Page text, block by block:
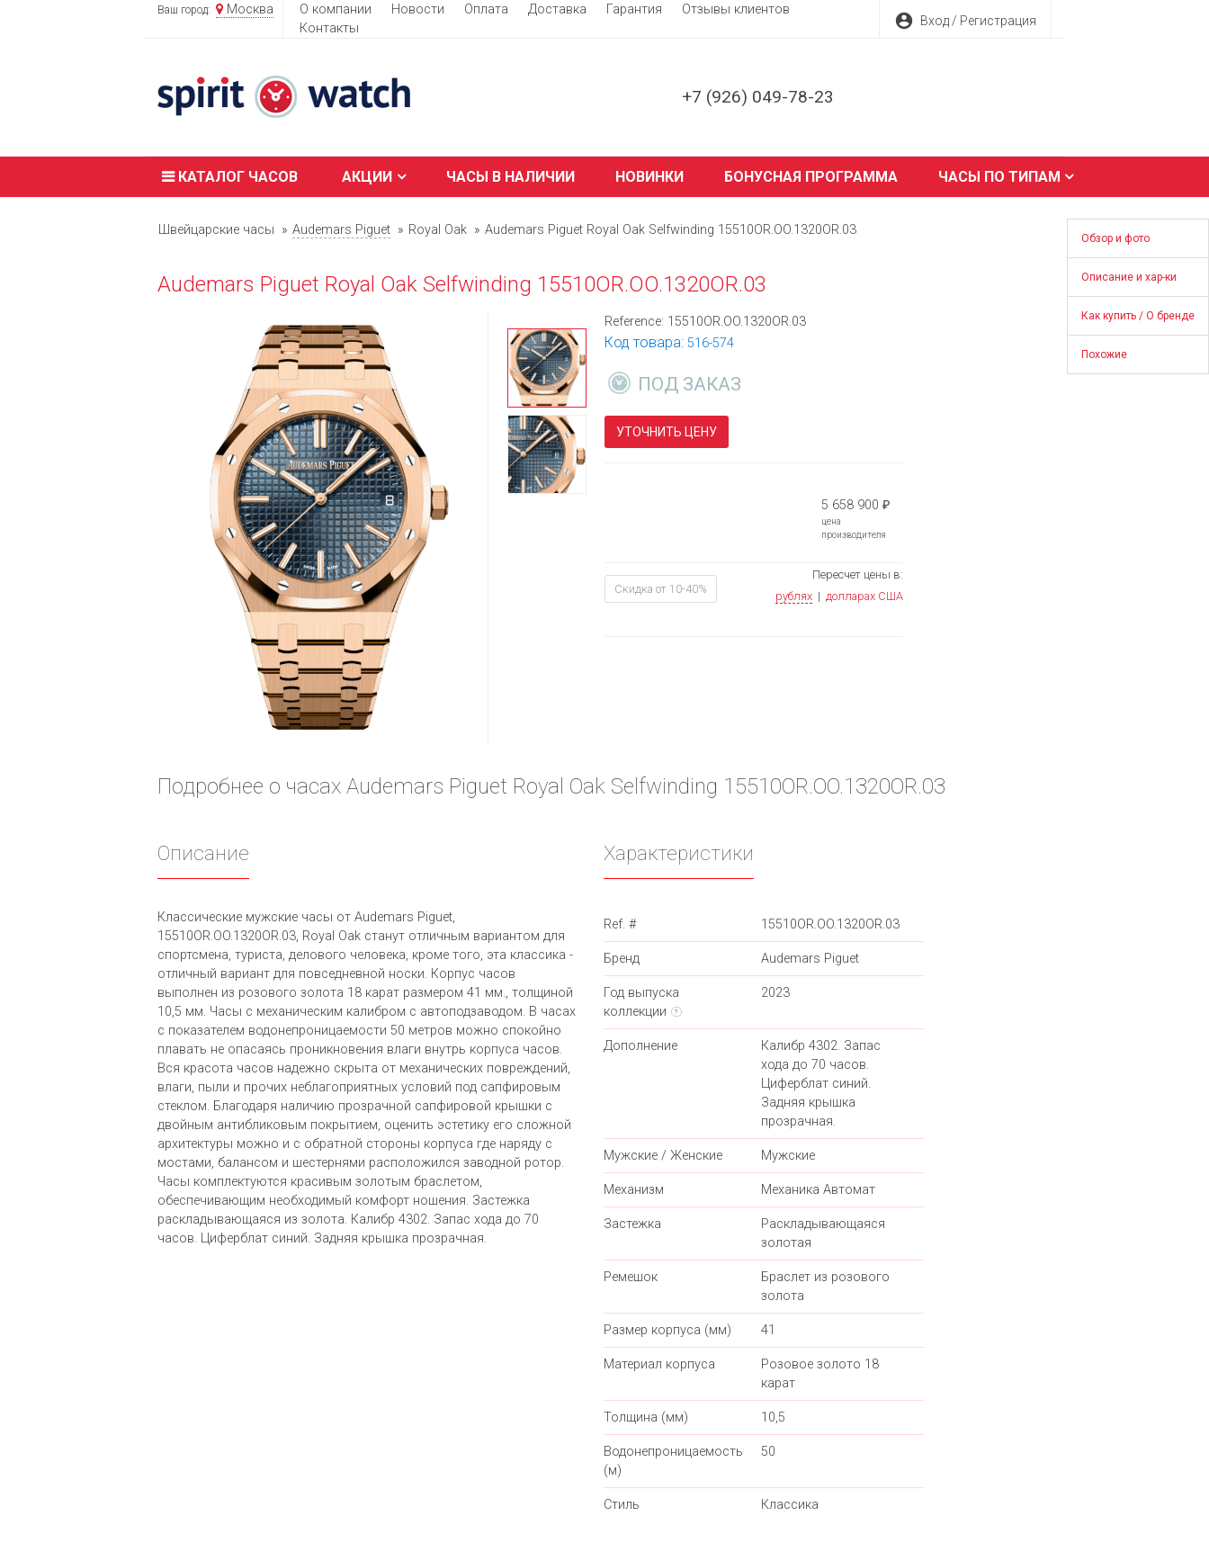
Ваш город: Москва О компании Новости Оплата Доставка Гарантия
Отзывы клиентов
Контакты
account_circle Вход / Регистрация
+7 (926) 049-78-23
КАТАЛОГ ЧАСОВ АКЦИИ ЧАСЫ В НАЛИЧИИ НОВИНКИ БОНУСНАЯ ПРОГРАММА ЧАСЫ ПО ТИПАМ
Обзор и фото
Описание и хар-ки
Как купить / О бренде
Похожие
Швейцарские часы Audemars Piguet Royal Oak Audemars Piguet Royal Oak Selfwinding 15510OR.OO.1320OR.03
Audemars Piguet Royal Oak Selfwinding 15510OR.OO.1320OR.03
Reference: 15510OR.OO.1320OR.03
Код товара: 516-574
ПОД ЗАКАЗ
УТОЧНИТЬ ЦЕНУ
5 658 900₽
цена
производителя
Скидка от 10-40%
Пересчет цены в:
рублях | долларах США
Подробнее о часах Audemars Piguet Royal Oak Selfwinding 15510OR.OO.1320OR.03
Описание
Классические мужские часы от Audemars Piguet,
15510OR.OO.1320OR.03, Royal Oak станут отличным вариантом для
спортсмена, туриста, делового человека, кроме того, эта классика -
отличный вариант для повседневной носки. Корпус часов
выполнен из розового золота 18 карат размером 41 мм., толщиной
10,5 мм. Часы с механическим калибром с автоподзаводом. В часах
с показателем водонепроницаемости 50 метров можно спокойно
плавать не опасаясь проникновения влаги внутрь корпуса часов.
Вся красота часов надежно скрыта от механических повреждений,
влаги, пыли и прочих неблагоприятных условий под сапфировым
стеклом. Благодаря наличию прозрачной сапфировой крышки с
двойным антибликовым покрытием, оценить эстетику его сложной
архитектуры можно и с обратной стороны корпуса где наряду с
мостами, балансом и шестернями расположился заводной ротор.
Часы комплектуются красивым золотым браслетом,
обеспечивающим необходимый комфорт ношения. Застежка
раскладывающаяся из золота. Калибр 4302. Запас хода до 70
часов. Циферблат синий. Задняя крышка прозрачная.
Характеристики
Ref. # 15510OR.OO.1320OR.03
Бренд Audemars Piguet
Год выпуска
коллекции
?
2023
Дополнение
Калибр 4302. Запас
хода до 70 часов.
Циферблат синий.
Задняя крышка
прозрачная.
Мужские / Женские Мужские
Механизм Механика Автомат
Застежка
Раскладывающаяся
золотая
Ремешок
Браслет из розового
золота
Размер корпуса (мм) 41
Материал корпуса
Розовое золото 18
карат
Толщина (мм) 10,5
Водонепроницаемость
(м)
50
Стиль Классика